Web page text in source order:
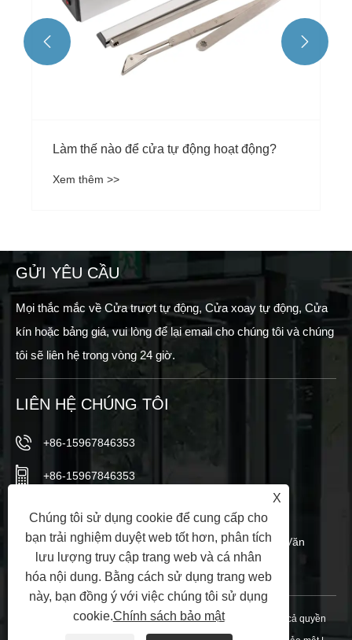
Làm thế nào để cửa tự động hoạt động?
Xem thêm >>
 
GỬI YÊU CẦU
Mọi thắc mắc về Cửa trượt tự động, Cửa xoay tự động, Cửa
kín hoặc bảng giá, vui lòng để lại email cho chúng tôi và chúng
tôi sẽ liên hệ trong vòng 24 giờ.
LIÊN HỆ CHÚNG TÔI
+86-15967846353
+86-15967846353
Trong Công viên Công nghiệp, Thị trấn Hemudi, Văn
phòng, Trung Quốc
Bản quyền © 2024 Ningbo Veze Automatic Door Co., Ltd. Tất cả quyền
X
Chúng tôi sử dụng cookie để cung cấp cho
bạn trải nghiệm duyệt web tốt hơn, phân tích
lưu lượng truy cập trang web và cá nhân
hóa nội dung. Bằng cách sử dụng trang web
này, bạn đồng ý với việc chúng tôi sử dụng
cookie.Chính sách bảo mật